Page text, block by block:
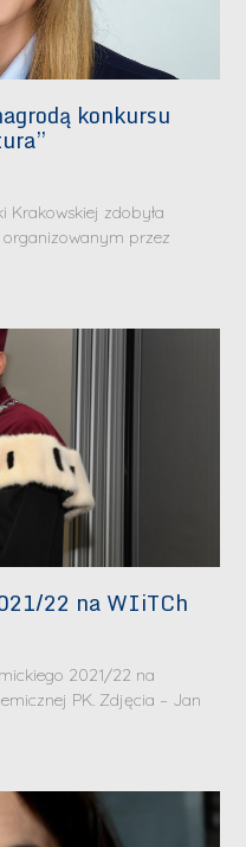
konkursu
Krakowskiej zdobyła
przez
22 na WIiTCh
2021/22 na
PK. Zdjęcia – Jan